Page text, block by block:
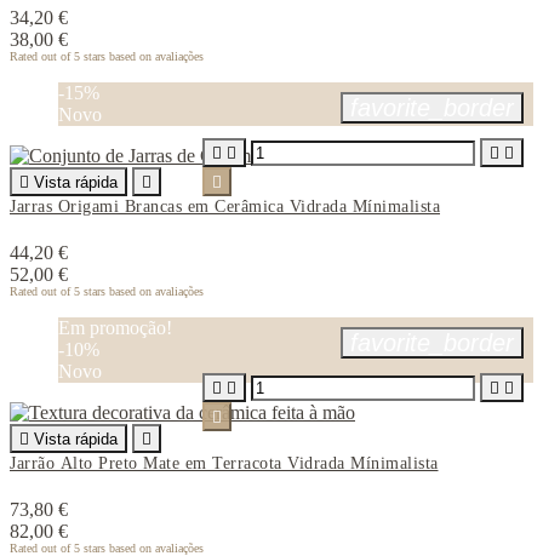
34,20 €
38,00 €
Rated out of 5 stars based on avaliações
-15%
Novo
 Vista rápida

Jarras Origami Brancas em Cerâmica Vidrada Mínimalista
44,20 €
52,00 €
Rated out of 5 stars based on avaliações
   

Em promoção!
-10%
Novo
 Vista rápida

Jarrão Alto Preto Mate em Terracota Vidrada Mínimalista
73,80 €
82,00 €
Rated out of 5 stars based on avaliações
   
